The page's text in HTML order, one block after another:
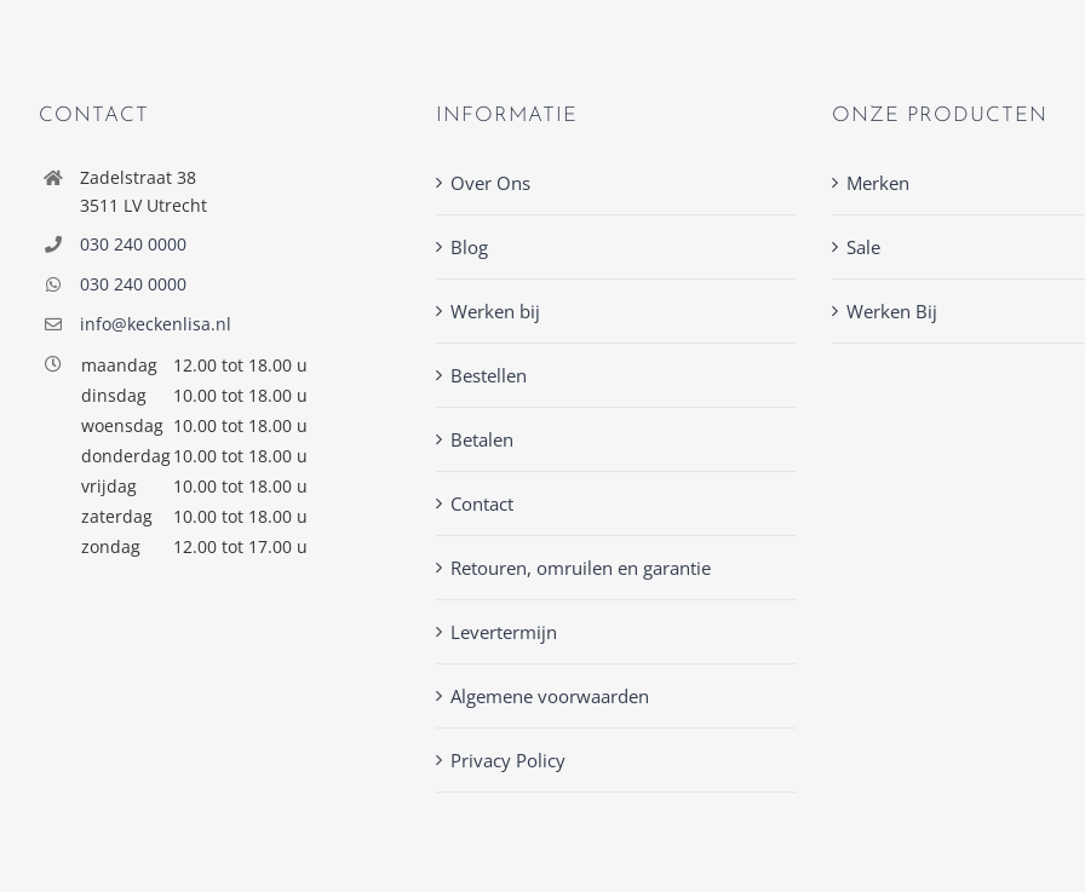
CONTACT
Zadelstraat 38
3511 LV Utrecht
030 240 0000
030 240 0000
info@keckenlisa.nl
maandag
12.00 tot 18.00 u
dinsdag
10.00 tot 18.00 u
woensdag 10.00 tot 18.00 u
donderdag10.00 tot 18.00 u
vrijdag
10.00 tot 18.00 u
zaterdag
10.00 tot 18.00 u
zondag
12.00 tot 17.00 u
INFORMATIE
Over Ons
Blog
Werken bij
Bestellen
Betalen
Contact
Retouren, omruilen en garantie
Levertermijn
Algemene voorwaarden
Privacy Policy
ONZE PRODUCTEN
Merken
Sale
Werken Bij